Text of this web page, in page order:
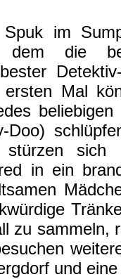
im
dem die
Mal
beliebigen
Doo)
sich
in ein
zu sammeln,
und